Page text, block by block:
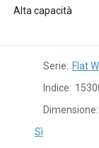
Alta capacità
Serie: Flat
Indice:
Dimensione:
Sì